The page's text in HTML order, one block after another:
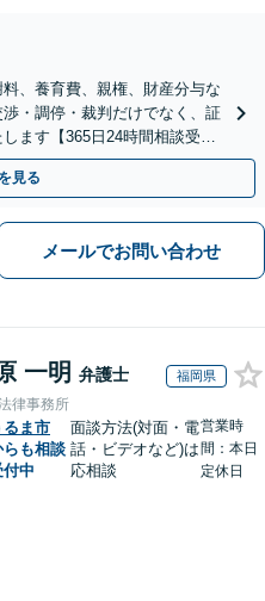
、養育費、親権、財産分与な
・調停・裁判だけでなく、証
ます【365日24時間相談受
籍】
見る
メールでお問い合わせ
一明 弁護士 福岡県
律事務所
るま市
らも相談
付中
面談方法(対面・電
話・ビデオなど)は
応相談
営業時
間：本日
定休日